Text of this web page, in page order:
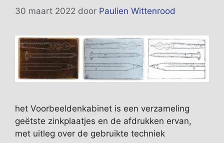
30 maart 2022 door Paulien Wittenrood
het Voorbeeldenkabinet is een verzameling
geëtste zinkplaatjes en de afdrukken ervan,
met uitleg over de gebruikte techniek